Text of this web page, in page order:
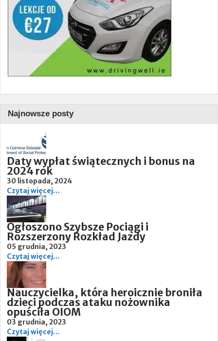
Najnowsze posty
Daty wypłat świątecznych i bonus na
2024 rok
30 listopada, 2024
Czytaj więcej…
Ogłoszono Szybsze Pociągi i
Rozszerzony Rozkład Jazdy
05 grudnia, 2023
Czytaj więcej…
Nauczycielka, która heroicznie broniła
dzieci podczas ataku nożownika
opuściła OIOM
03 grudnia, 2023
Czytaj więcej…